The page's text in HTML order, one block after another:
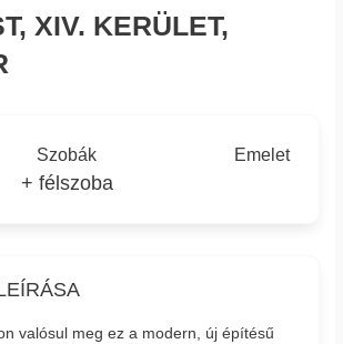
XIV. KERÜLET,
Szobák
+ félszoba
Emelet
valósul meg ez a modern, új építésű